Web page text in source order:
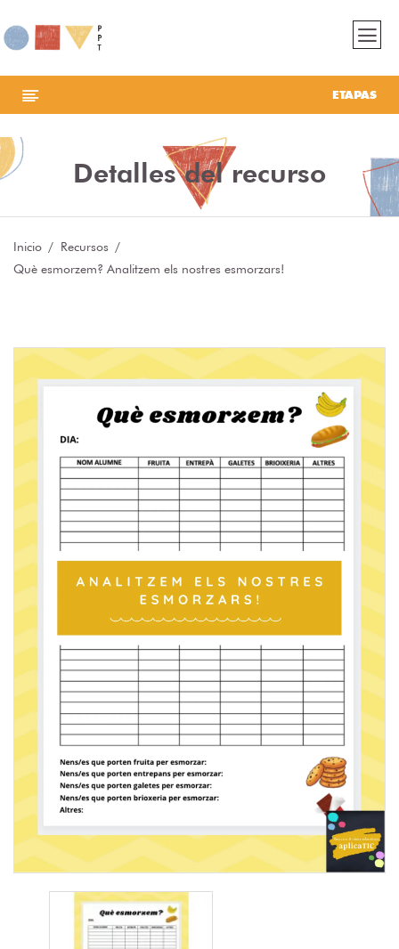
ETAPAS
Detalles del recurso
Inicio
Recursos
Què esmorzem? Analitzem els nostres esmorzars!